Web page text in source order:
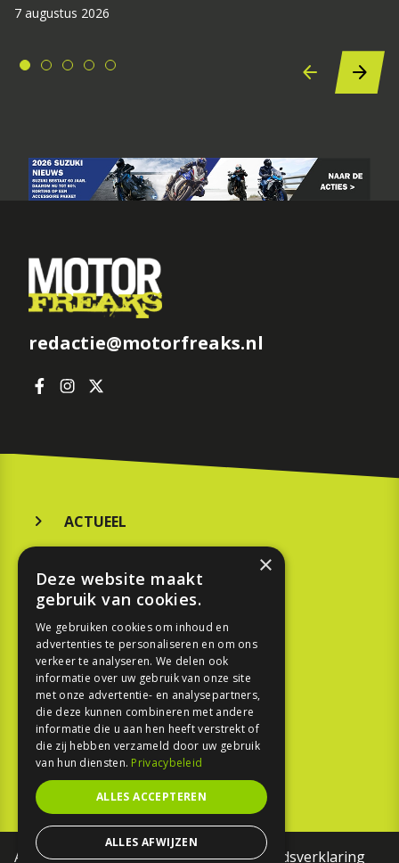
7 augustus 2026
redactie@motorfreaks.nl
ACTUEEL
KOOPGIDS
TESTEN
SPORT
REPORTAGE
TOUREN
NIEUWSBRIEF
Algemene voorwaardenToegankelijkheidsverklaring
×
Deze website maakt
gebruik van cookies.
We gebruiken cookies om inhoud en
advertenties te personaliseren en om ons
verkeer te analyseren. We delen ook
informatie over uw gebruik van onze site
met onze advertentie- en analysepartners,
die deze kunnen combineren met andere
informatie die u aan hen heeft verstrekt of
die zij hebben verzameld door uw gebruik
van hun diensten. Privacybeleid
ALLES ACCEPTEREN
ALLES AFWIJZEN